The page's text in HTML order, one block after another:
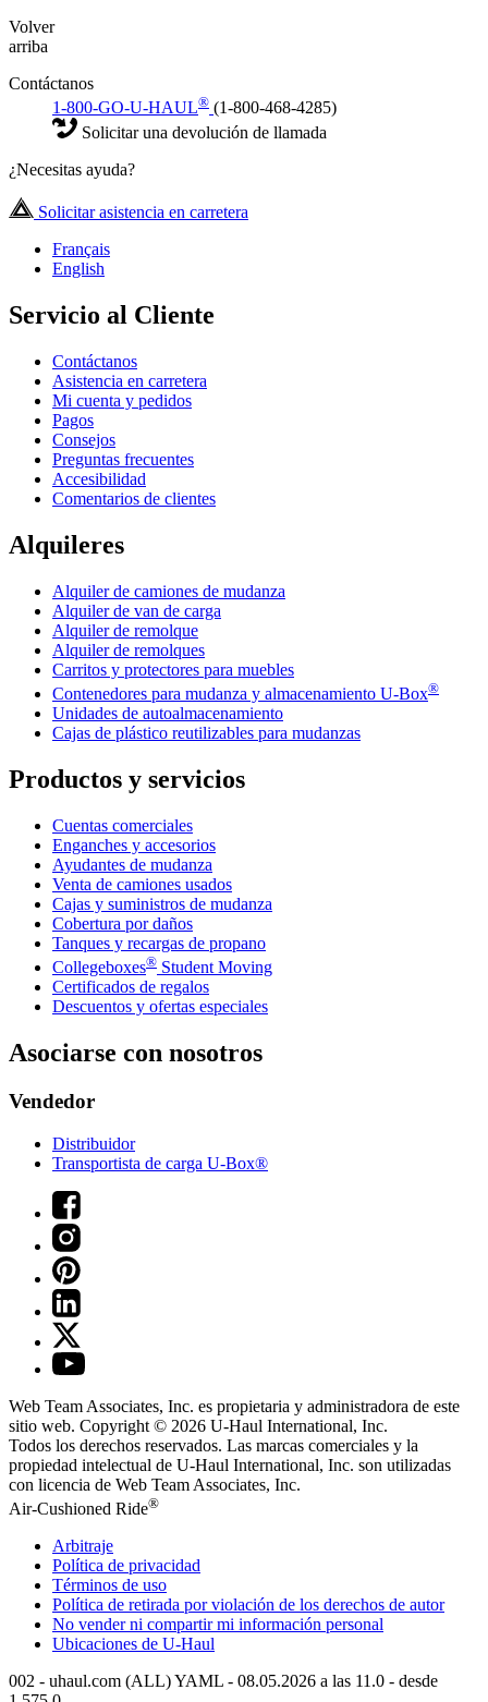
Volver
arriba
Contáctanos
1-800-GO-U-HAUL® (1-800-468-4285)
Solicitar una devolución de llamada
¿Necesitas ayuda?
Solicitar asistencia en carretera
Français
English
Servicio al Cliente
Contáctanos
Asistencia en carretera
Mi cuenta y pedidos
Pagos
Consejos
Preguntas frecuentes
Accesibilidad
Comentarios de clientes
Alquileres
Alquiler de camiones de mudanza
Alquiler de van de carga
Alquiler de remolque
Alquiler de remolques
Carritos y protectores para muebles
Contenedores para mudanza y almacenamiento U-Box®
Unidades de autoalmacenamiento
Cajas de plástico reutilizables para mudanzas
Productos y servicios
Cuentas comerciales
Enganches y accesorios
Ayudantes de mudanza
Venta de camiones usados
Cajas y suministros de mudanza
Cobertura por daños
Tanques y recargas de propano
Collegeboxes® Student Moving
Certificados de regalos
Descuentos y ofertas especiales
Asociarse con nosotros
Vendedor
Distribuidor
Transportista de carga U-Box®
Web Team Associates, Inc. es propietaria y administradora de este
sitio web. Copyright © 2026 U-Haul International, Inc.
Todos los derechos reservados. Las marcas comerciales y la
propiedad intelectual de U-Haul International, Inc. son utilizadas
con licencia de Web Team Associates, Inc.
Air-Cushioned Ride®
Arbitraje
Política de privacidad
Términos de uso
Política de retirada por violación de los derechos de autor
No vender ni compartir mi información personal
Ubicaciones de U-Haul
002 - uhaul.com (ALL) YAML - 08.05.2026 a las 11.0 - desde